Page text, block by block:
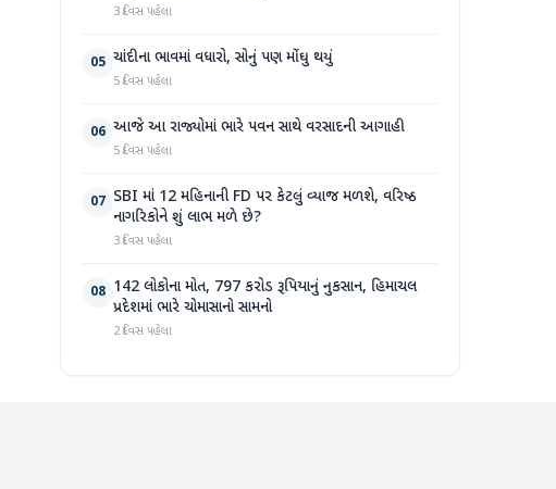
3 દિવસ પહેલા
05 ચાંદીના ભાવમાં વધારો, સોનું પણ મોંઘુ થયું
5 દિવસ પહેલા
06 આજે આ રાજ્યોમાં ભારે પવન સાથે વરસાદની આગાહી
5 દિવસ પહેલા
07 SBI માં 12 મહિનાની FD પર કેટલું વ્યાજ મળશે, વરિષ્ઠ
નાગરિકોને શું લાભ મળે છે?
3 દિવસ પહેલા
08 142 લોકોના મોત, 797 કરોડ રૂપિયાનું નુકસાન, હિમાચલ
પ્રદેશમાં ભારે ચોમાસાનો સામનો
2 દિવસ પહેલા